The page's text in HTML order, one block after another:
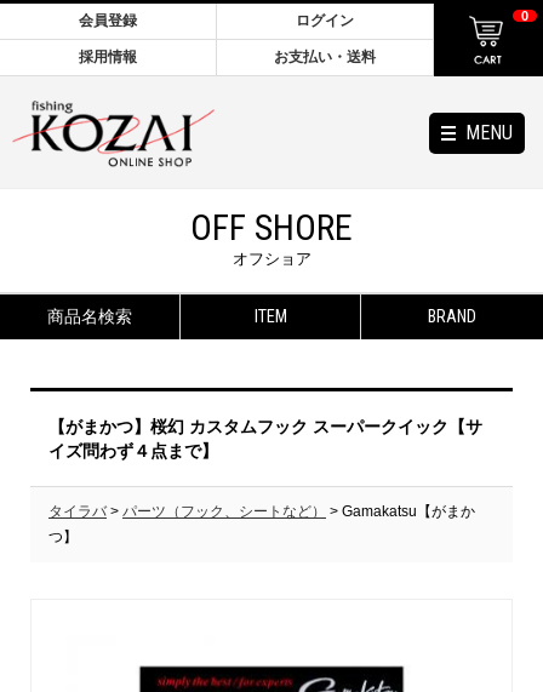
MENU
会員登録 ログイン
採用情報 お支払い・送料
0
OFF SHORE
オフショア
商品名検索 ITEM BRAND
【がまかつ】桜幻 カスタムフック スーパークイック【サ
イズ問わず４点まで】
タイラバ> パーツ（フック、シートなど）
> Gamakatsu【がまか
つ】